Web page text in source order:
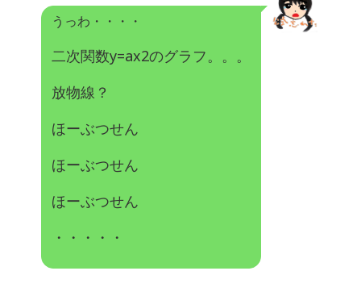
うっわ・・・・
二次関数y=ax2のグラフ。。。
放物線？
ほーぶつせん
ほーぶつせん
ほーぶつせん
・・・・・